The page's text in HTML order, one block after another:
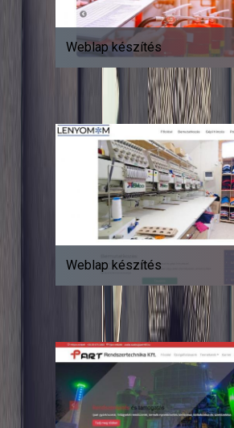
Weblap készítés
Weblap készítés